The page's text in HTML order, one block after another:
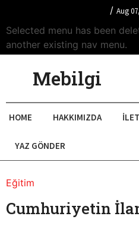
/ Aug
Selected menu has been
another existing nav menu.
Mebilgi
HOME HAKKIMIZDA
YAZ GÖNDER
Eğitim
Cumhuriyetin